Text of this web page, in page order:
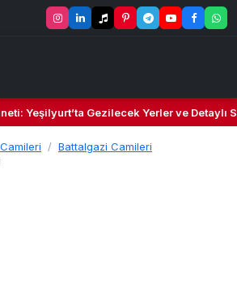
Yeşilyurt’ta Gezilecek Yerler ve Detaylı
Battalgazi Camileri